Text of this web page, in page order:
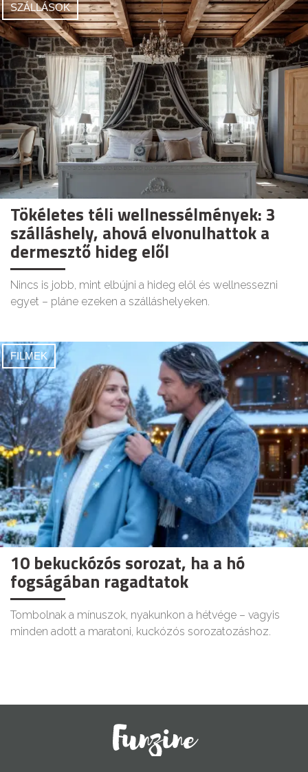
SZÁLLÁSOK
Tökéletes téli wellnessélmények: 3
szálláshely, ahová elvonulhattok a
dermesztő hideg elől
Nincs is jobb, mint elbújni a hideg elől és wellnessezni
egyet – pláne ezeken a szálláshelyeken.
FILMEK
10 bekuckózós sorozat, ha a hó
fogságában ragadtatok
Tombolnak a mínuszok, nyakunkon a hétvége – vagyis
minden adott a maratoni, kuckózós sorozatozáshoz.